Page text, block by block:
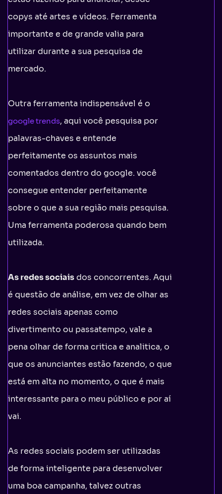
copys até artes e vídeos. Ferramenta
importante e de grande valia para
utilizar durante a sua pesquisa de
mercado.
Outra ferramenta indispensável é o
google trends, aqui você pesquisa por
palavras-chaves e entende
perfeitamente os assuntos mais
comentados dentro do google. você
consegue entender perfeitamente
sobre o que a sua região mais pesquisa.
Uma ferramenta poderosa quando bem
utilizada.
As redes sociaisdos concorrentes. Aqui
é questão de análise, em vez de olhar as
redes sociais apenas como
divertimento ou passatempo, vale a
pena olhar de forma critica e analitica, o
que os anunciantes estão fazendo, o que
está em alta no momento, o que é mais
interessante para o meu público e por aí
vai.
As redes sociais podem ser utilizadas
de forma inteligente para desenvolver
uma boa campanha, talvez outras